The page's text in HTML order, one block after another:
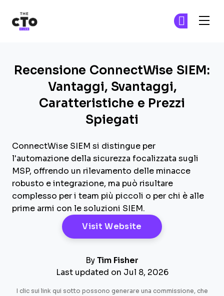
Recensione ConnectWise SIEM:
Vantaggi, Svantaggi,
Caratteristiche e Prezzi
Spiegati
ConnectWise SIEM si distingue per
l'automazione della sicurezza focalizzata sugli
MSP, offrendo un rilevamento delle minacce
robusto e integrazione, ma può risultare
complesso per i team più piccoli o per chi è alle
prime armi con le soluzioni SIEM.
Visit Website Opens New
By Tim Fisher
Last updated on Jul 8, 2026
I clic sui link qui sotto possono generare una commissione, che